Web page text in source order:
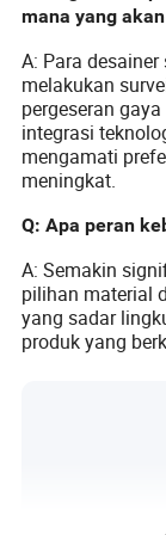
mana yang
A: Para
melakukan
pergeseran
integrasi
mengamati
meningkat.
Q: Apa peran
A: Semakin
pilihan material
yang sadar
produk yang